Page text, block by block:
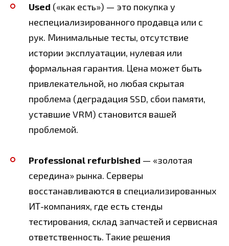
Used («как есть») — это покупка у
неспециализированного продавца или с
рук. Минимальные тесты, отсутствие
истории эксплуатации, нулевая или
формальная гарантия. Цена может быть
привлекательной, но любая скрытая
проблема (деградация SSD, сбои памяти,
уставшие VRM) становится вашей
проблемой.
Professional refurbished — «золотая
середина» рынка. Серверы
восстанавливаются в специализированных
ИТ-компаниях, где есть стенды
тестирования, склад запчастей и сервисная
ответственность. Такие решения